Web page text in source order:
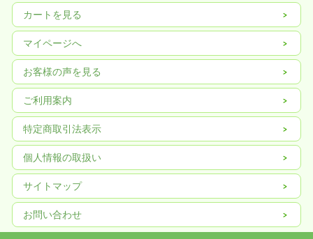
カートを見る
マイページへ
お客様の声を見る
ご利用案内
特定商取引法表示
個人情報の取扱い
サイトマップ
お問い合わせ